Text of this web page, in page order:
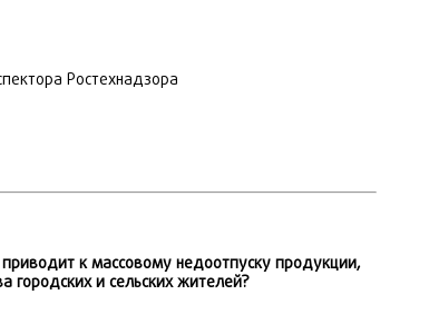
Ростехнадзора
приводит к массовому недоотпуску продукции,
городских и сельских жителей?